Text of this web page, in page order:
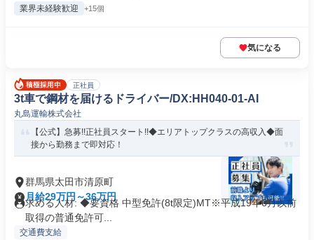
業界未経験歓迎 +15個
気になる
正社員
3t車で鋼材を届けるドライバー/DX:HH040-01-AI
丸島運輸株式会社
【公式】急募!!正社員スタート!!◆エリアトップクラスの高収入◆面
接から勤務まで即対応！
群馬県太田市清原町
月給29万円～36万円
求める人材: ◆要資格 中型免許(8t限定)MT※平成19年6月以前
取得の普通免許可...
交通費支給